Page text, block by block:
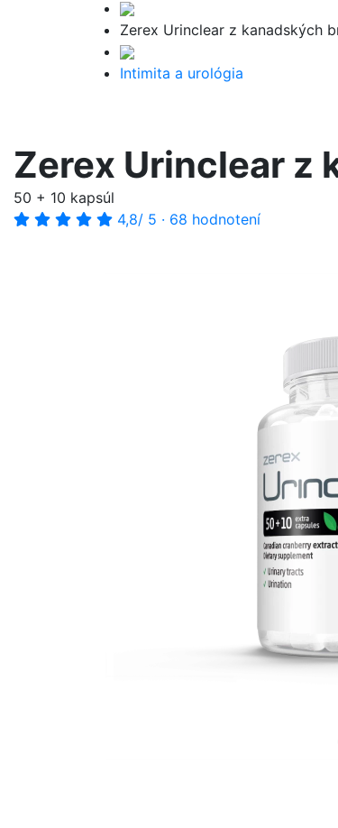
Zerex Urinclear z kanadských
Intimita a urológia
Zerex Urinclear z
50 + 10 kapsúl
4,8/ 5 · 68 hodnotení